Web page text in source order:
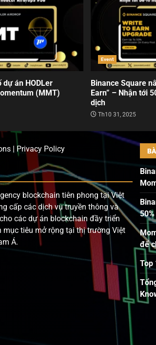
dự án HODLer
(MMT)
Event
Binance Square
Earn” – Nhận tới
dịch
Th10 31, 2025
| Privacy Policy
blockchain tiên phong tại Việt
cấp các dịch vụ truyền thông và
các dự án blockchain đầy triển
mục tiêu mở rộng tại thị trường Việt
Á.
để
Top